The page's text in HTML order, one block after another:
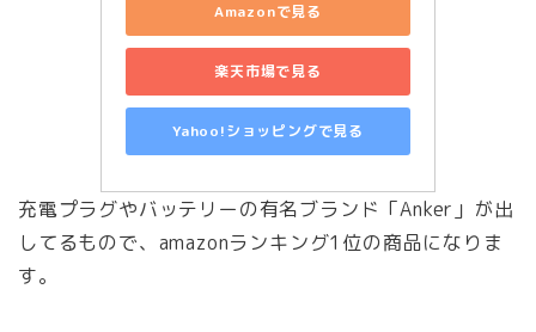
Amazonで見る
楽天市場で見る
Yahoo!ショッピングで見る
充電プラグやバッテリーの有名ブランド「Anker」が出
してるもので、amazonランキング1位の商品になりま
す。